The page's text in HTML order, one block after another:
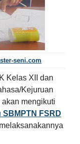
seni.com
Kelas XII dan
Kejuruan
mengikuti
SBMPTN FSRD